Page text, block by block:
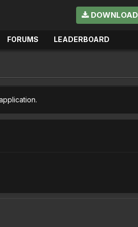
FORUMS LEADERBOARD